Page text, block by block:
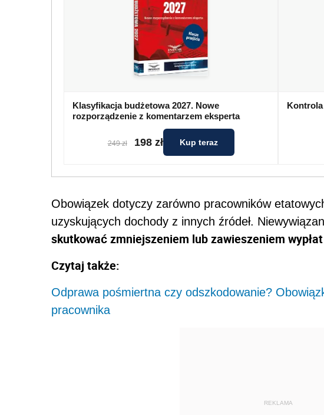
Klasyfikacja budżetowa 2027. Nowe
rozporządzenie z komentarzem eksperta
249 zł 198 zł Kup teraz
Kontrola
Obowiązek dotyczy zarówno pracowników
uzyskujących dochody z innych źródeł.
skutkować zmniejszeniem lub zawieszeniem wypłat
Czytaj także:
Odprawa pośmiertna czy odszkodowanie?
pracownika
REKLAMA